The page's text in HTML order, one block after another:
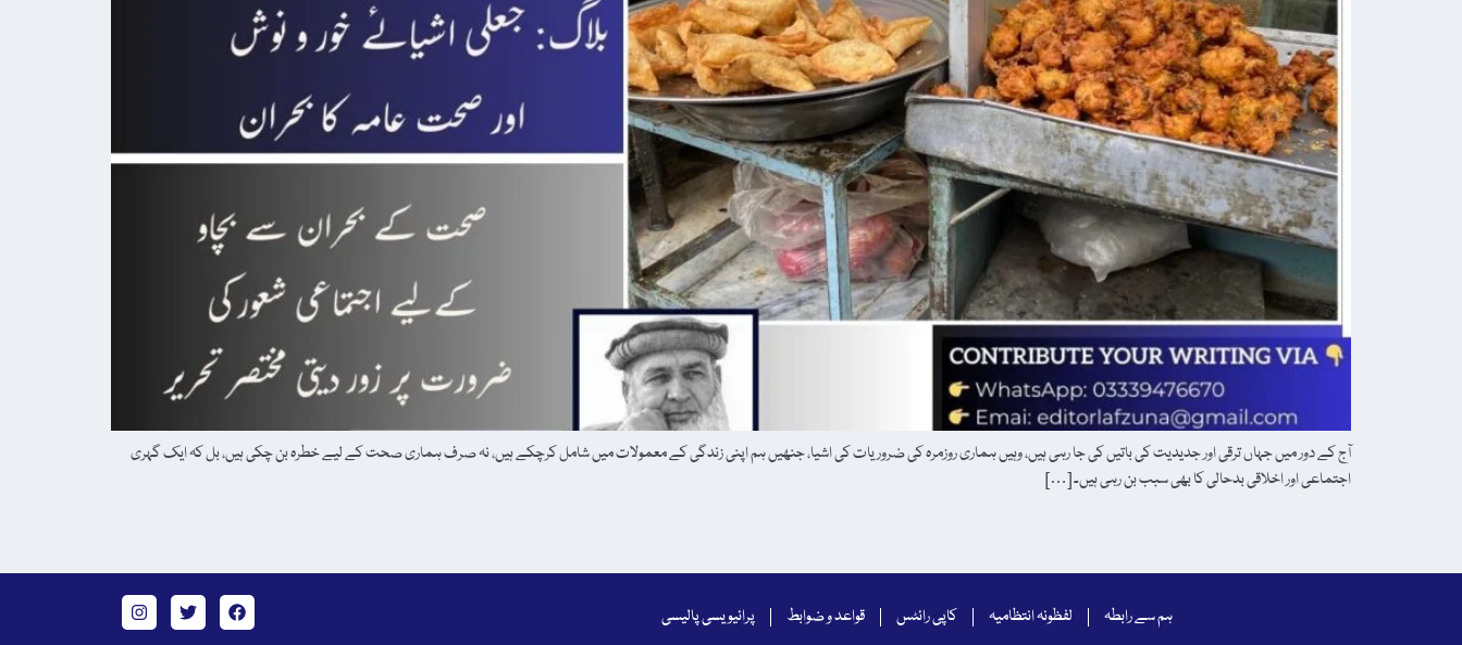
آج کے دور میں جہاں ترقی اور جدیدیت کی باتیں کی جا رہی ہیں، وہیں ہماری روزمرہ کی ضروریات کی اشیا، جنھیں ہم اپنی زندگی کے معمولات میں شامل کرچکے ہیں، نہ صرف ہماری صحت کے لیے خطرہ بن چکی ہیں، بل کہ ایک گہری
اجتماعی اور اخلاقی بدحالی کا بھی سبب بن رہی ہیں۔ […]
ہم سے رابطہ لفظونہ انتظامیہ کاپی رائٹس قواعد و ضوابط پرائیویسی پالیسی